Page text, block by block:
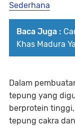
Sederhana
Baca Juga :
Khas Madura
Dalam
tepung yang
berprotein
tepung cakra